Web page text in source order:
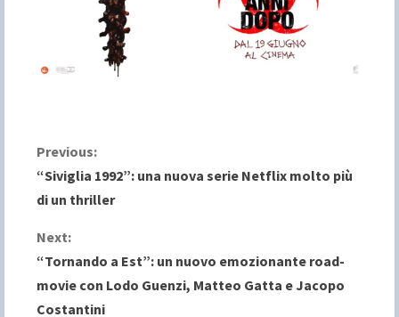
C
o
n
t
i
Previous:
“Siviglia 1992”: una nuova serie Netflix molto più
di un thriller
Next:
“Tornando a Est”: un nuovo emozionante road-
movie con Lodo Guenzi, Matteo Gatta e Jacopo
Costantini